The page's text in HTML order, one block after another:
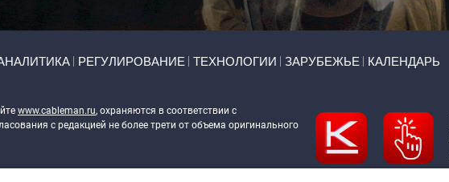
РЕГУЛИРОВАНИЕ ТЕХНОЛОГИИ ЗАРУБЕЖЬЕ КАЛЕНДАРЬ
www.cableman.ru, охраняются в соответствии с
с редакцией не более трети от объема оригинального